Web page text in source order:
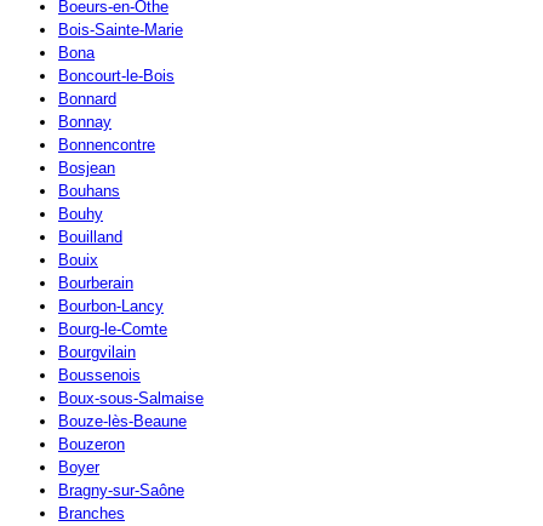
Boeurs-en-Othe
Bois-Sainte-Marie
Bona
Boncourt-le-Bois
Bonnard
Bonnay
Bonnencontre
Bosjean
Bouhans
Bouhy
Bouilland
Bouix
Bourberain
Bourbon-Lancy
Bourg-le-Comte
Bourgvilain
Boussenois
Boux-sous-Salmaise
Bouze-lès-Beaune
Bouzeron
Boyer
Bragny-sur-Saône
Branches